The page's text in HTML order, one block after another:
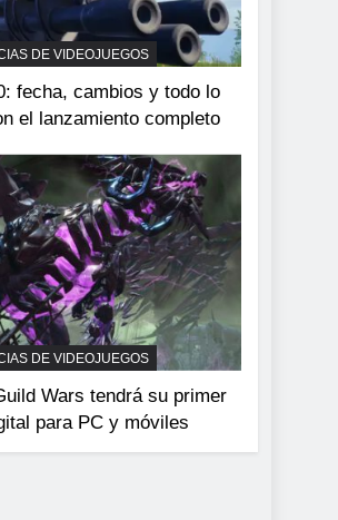
devuelve el espectáculo
de la conducción
Series X|S y PC
NOTICIAS DE VIDEOJUEGOS
DE VIDEOJUEGOS
fecha, cambios y todo lo
el lanzamiento completo
DE VIDEOJUEGOS
Wars tendrá su primer
para PC y móviles